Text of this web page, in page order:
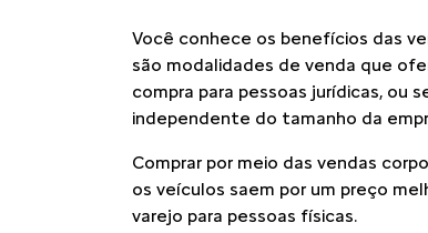
Você conhece os benefícios das
são modalidades de venda que
compra para pessoas jurídicas, ou
independente do tamanho da
Comprar por meio das vendas
os veículos saem por um preço
varejo para pessoas físicas.